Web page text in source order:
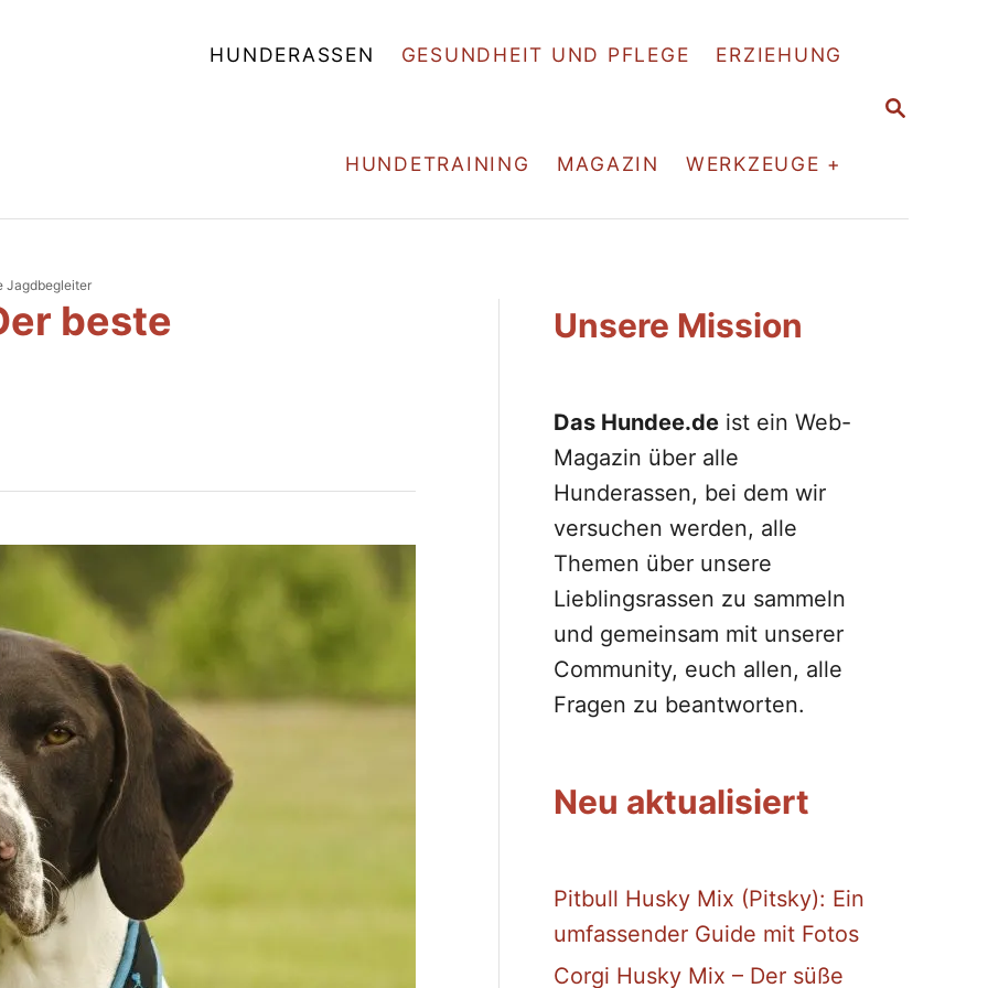
S
H
HUNDERASSEN GESUNDHEIT UND PFLEGE ERZIEHUNG
HUNDETRAINING MAGAZIN WERKZEUGE +
Jagdbegleiter
beste
Unsere Mission
Das Hundee.deist ein Web-
Magazin über alle
Hunderassen, bei dem wir
versuchen werden, alle
Themen über unsere
Lieblingsrassen zu sammeln
und gemeinsam mit unserer
Community, euch allen, alle
Fragen zu beantworten.
Neu aktualisiert
Pitbull Husky Mix (Pitsky): Ein
umfassender Guide mit Fotos
Corgi Husky Mix – Der süße